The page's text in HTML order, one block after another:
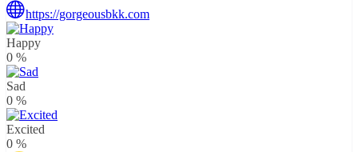
https://gorgeousbkk.com
Happy
0 %
Sad
0 %
Excited
0 %